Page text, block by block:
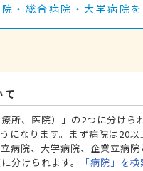
・総合病院・大学病院
て
所、医院）」の2つに分けら
になります。まず病院は20
病院、大学病院、企業立病
分けられます。
「病院」を